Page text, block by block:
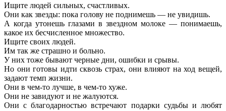
Ищите людей сильных, счастливых.
Они как звезды: пока голову не поднимешь — не увидишь.
А когда утонешь глазами в звездном молоке — понимаешь,
какое их бесчисленное множество.
Ищите своих людей.
Им так же страшно и больно.
У них тоже бывают черные дни, ошибки и срывы.
Но они готовы идти сквозь страх, они влияют на ход вещей,
задают темп жизни.
Они в чем-то лучше, в чем-то хуже.
Они не завидуют и не жалуются.
Они с благодарностью встречают подарки судьбы и любят